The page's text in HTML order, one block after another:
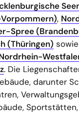
,
Spree
(Thüringen)
. Die
darunter